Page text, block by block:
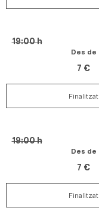
19:00 h
Des de
7 €
Finalitzat
19:00 h
Des de
7 €
Finalitzat